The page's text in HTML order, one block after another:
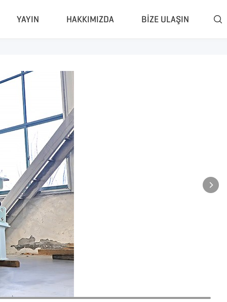
Sistemi
Tesisi
Tesisi
Ünitesi
Sistemi
Tesisi
YAYIN HAKKIMIZDA BIZE ULAŞIN 
